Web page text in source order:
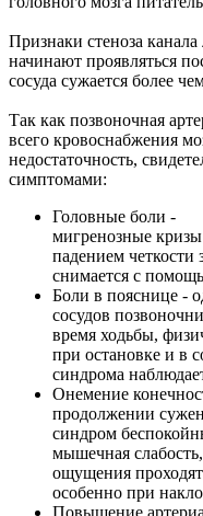
Признаки стеноза
начинают проявляться
сосуда сужается более
Так как позвоночная
всего кровоснабжения
недостаточность,
симптомами:
Головные боли -
мигренозные
падением четкости
снимается с
Боли в пояснице -
сосудов
время ходьбы,
при остановке и в
синдрома
Онемение
продолжении
синдром
мышечная
ощущения
особенно при